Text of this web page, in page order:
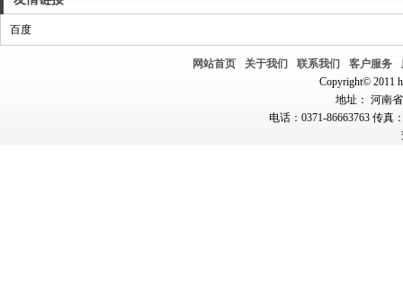
百度
网站首页 关于我们 联系我们 客户服务
Copyright© 2011
地址： 河南
电话：0371-86663763 传真